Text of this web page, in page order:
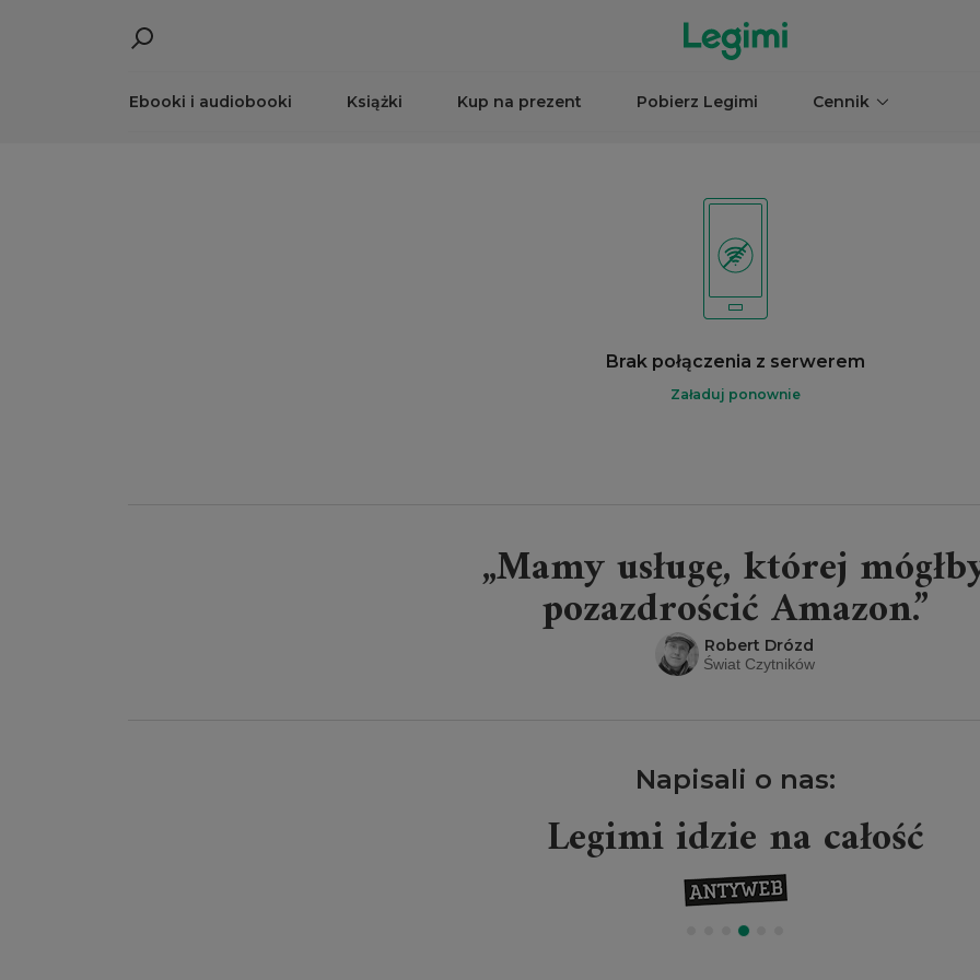
Ebooki i audiobooki Książki Kup na prezent Pobierz Legimi Cennik
Brak połączenia z serwerem
Załaduj ponownie
„Mamy usługę, której
pozazdrościć Amazon.”
Robert Drózd
Świat Czytników
Napisali o nas:
Legimi idzie na całość